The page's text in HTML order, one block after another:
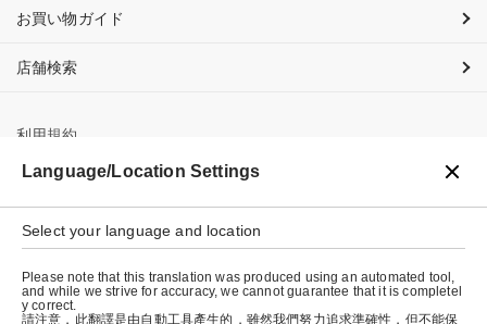
お買い物ガイド
店舗検索
利用規約
プライバシーポリシー
特定商取引法に基づく表示
会社概要
Language/Location Settings
Select your language and location
Please note that this translation was produced using an automated tool,
and while we strive for accuracy, we cannot guarantee that it is completel
y correct.
請注意，此翻譯是由自動工具產生的，雖然我們努力追求準確性，但不能保